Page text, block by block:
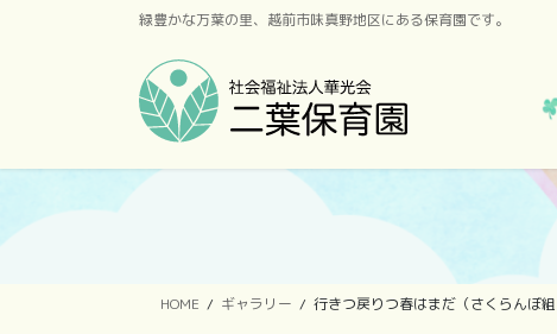
移
緑豊かな万葉の里、越前市味真野地区にある保育園です。
HOME ギャラリー 行きつ戻りつ春はまだ（さくらんぼ組